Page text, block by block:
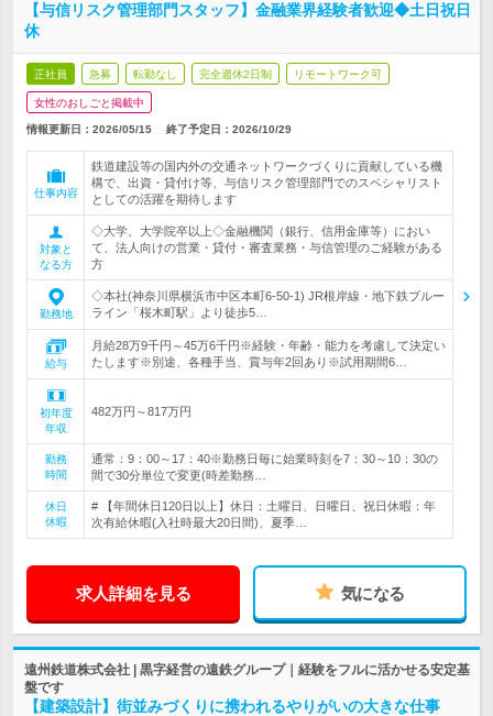
【与信リスク管理部門スタッフ】金融業界経験者歓迎◆土日祝日
休
正社員 急募 転勤なし 完全週休2日制 リモートワーク可
女性のおしごと掲載中
情報更新日：2026/05/15 終了予定日： 2026/10/29
仕事内容
鉄道建設等の国内外の交通ネットワークづくりに貢献している機
構で、出資・貸付け等、与信リスク管理部門でのスペシャリスト
としての活躍を期待します
対象と
なる方
◇大学、大学院卒以上◇金融機関（銀行、信用金庫等）におい
て、法人向けの営業・貸付・審査業務・与信管理のご経験がある
方
勤務地
◇本社(神奈川県横浜市中区本町6-50-1) JR根岸線・地下鉄ブルー
ライン「桜木町駅」より徒歩5…
給与
月給28万9千円～45万6千円※経験・年齢・能力を考慮して決定い
たします※別途、各種手当、賞与年2回あり※試用期間6…
初年度
年収
482万円～817万円
勤務
時間
通常：9：00～17：40※勤務日毎に始業時刻を7：30～10：30の
間で30分単位で変更(時差勤務…
休日
休暇
# 【年間休日120日以上】休日：土曜日、日曜日、祝日休暇：年
次有給休暇(入社時最大20日間)、夏季…
求人詳細を見る 気になる
遠州鉄道株式会社 | 黒字経営の遠鉄グループ｜経験をフルに活かせる安定基
盤です
【建築設計】街並みづくりに携われるやりがいの大きな仕事